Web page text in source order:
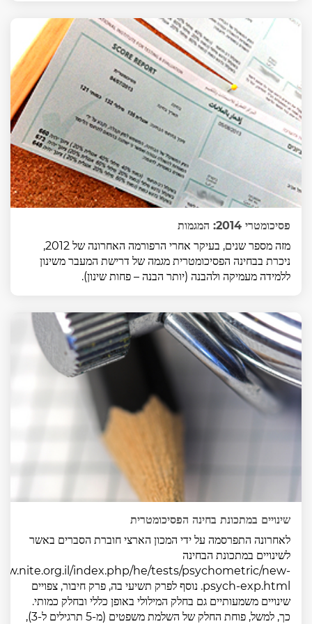
פסיכומטרי 2014: המגמות
מזה מספר שנים, בעיקר אחרי הרפורמה האחרונה של 2012,
ניכרת בבחינה הפסיכומטרית מגמה של דרישת המעבר משינון
ללמידה מעמיקה ולהבנה (יותר הבנה – פחות שינון).
שינויים במתכונת בחינה הפסיכומטרית
לאחרונה התפרסמה על ידי המכון הארצי חוברת הסברים באשר
לשינויים במתכונת הבחינה
index.php/he/tests/psychometric/new-
psych-exp.html. נוסף לפרק תשיעי בה, פרק חיבור, צפויים
שינויים משמעותיים גם בחלק המילולי באופן כללי ובחלק כמותי.
כך, למשל, פוחת החלק של השלמת משפטים (מ-5 תרגילים ל-3),